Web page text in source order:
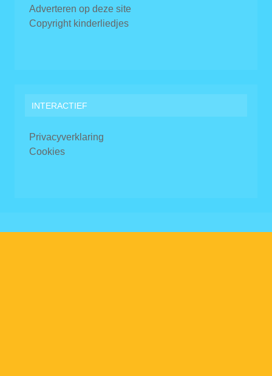
Adverteren op deze site
Copyright kinderliedjes
INTERACTIEF
Privacyverklaring
Cookies